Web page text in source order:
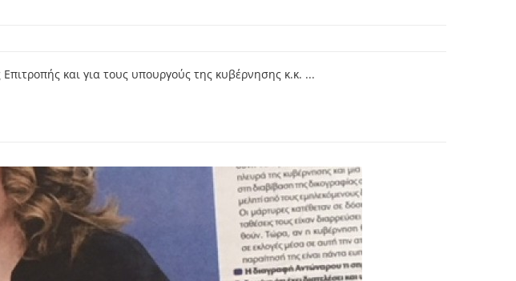
και για τους υπουργούς της κυβέρνησης κ.κ. ...